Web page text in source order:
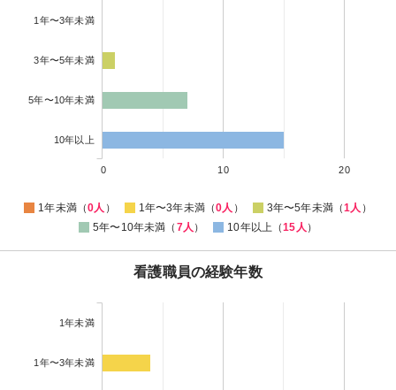
1年〜3年未満
3年〜5年未満
5年〜10年未満
10年以上
0 10 20
1年未満（0人 ） 1年〜3年未満（0人 ） 3年〜5年未満（1人 ）
5年〜10年未満（ 7人 ） 10年以上（15人 ）
看護職員の経験年数
1年未満
1年〜3年未満